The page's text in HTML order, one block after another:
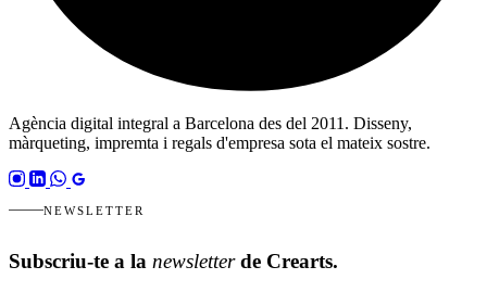
Agència digital integral a Barcelona des del 2011. Disseny,
màrqueting, impremta i regals d'empresa sota el mateix sostre.
NEWSLETTER
Subscriu-te a la newsletterde Crearts.